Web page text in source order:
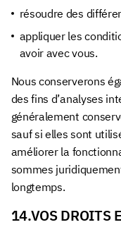
résoudre des
appliquer les
avoir avec vous.
Nous conserverons
des fins d’analyses
généralement
sauf si elles sont
améliorer la
sommes
longtemps.
14.VOS DROITS